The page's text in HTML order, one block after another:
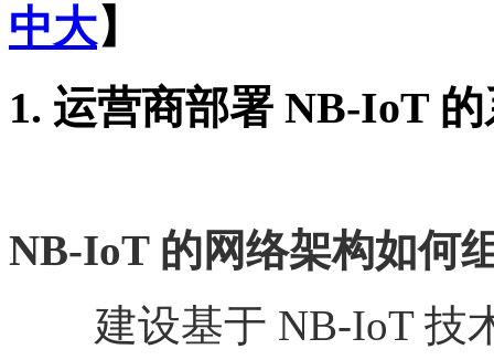
中大】
1. 运营商部署 NB-IoT
NB-IoT 的网络架构如何
建设基于 NB-IoT 技